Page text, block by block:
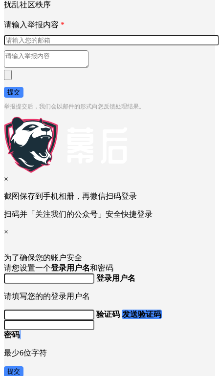
扰乱社区秩序
请输入举报内容 *
提交
举报提交后，我们会以邮件的形式向您反馈处理结果。
×
截图保存到手机相册，再微信扫码登录
扫码并「关注我们的公众号」安全快捷登录
×
为了确保您的账户安全
请您设置一个登录用户名和密码
登录用户名
请填写您的的登录用户名
验证码 发送验证码
密码
最少6位字符
提交